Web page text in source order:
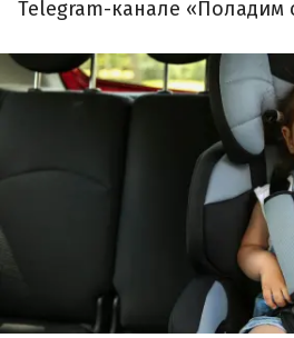
Telegram-канале «Поладим